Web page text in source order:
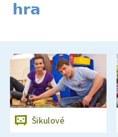
hra
Šikulové